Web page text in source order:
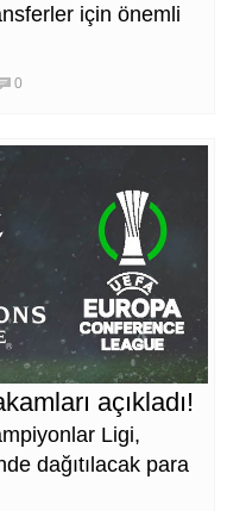
için önemli
0
açıkladı!
Ligi,
dağıtılacak para